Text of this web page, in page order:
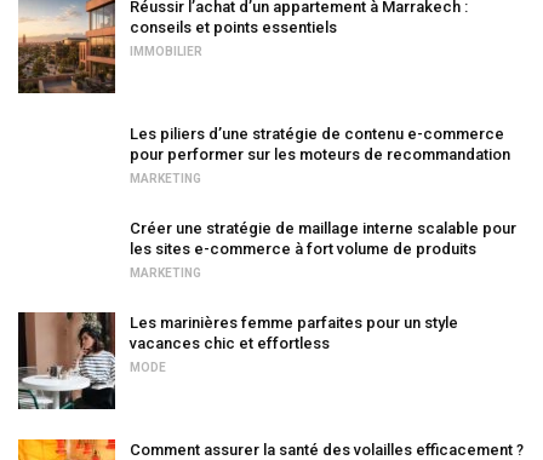
Réussir l’achat d’un appartement à Marrakech :
conseils et points essentiels
IMMOBILIER
Les piliers d’une stratégie de contenu e-commerce
pour performer sur les moteurs de recommandation
MARKETING
Créer une stratégie de maillage interne scalable pour
les sites e-commerce à fort volume de produits
MARKETING
Les marinières femme parfaites pour un style
vacances chic et effortless
MODE
Comment assurer la santé des volailles efficacement ?